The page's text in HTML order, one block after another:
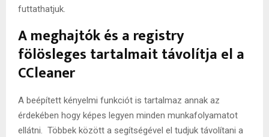
futtathatjuk.
A meghajtók és a registry
fölösleges tartalmait távolítja el a
CCleaner
A beépített kényelmi funkciót is tartalmaz annak az
érdekében hogy képes legyen minden munkafolyamatot
ellátni. Többek között a segítségével el tudjuk távolítani a